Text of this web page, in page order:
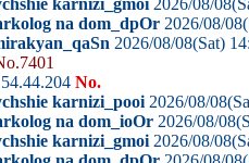
karnizi_gmoi 2026/08/
na dom_dpOr 2026/08/
2026/08/08(Sat)
No.
karnizi_pooi 2026/08/
na dom_ioOr 2026/08/
karnizi_gmoi 2026/08/